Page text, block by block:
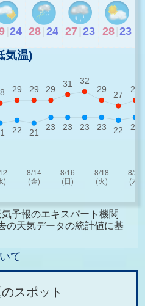
24 28 24 27 23 28 23
気温)
予報のエキスパート機関
の天気データの統計値に基
て
スポット